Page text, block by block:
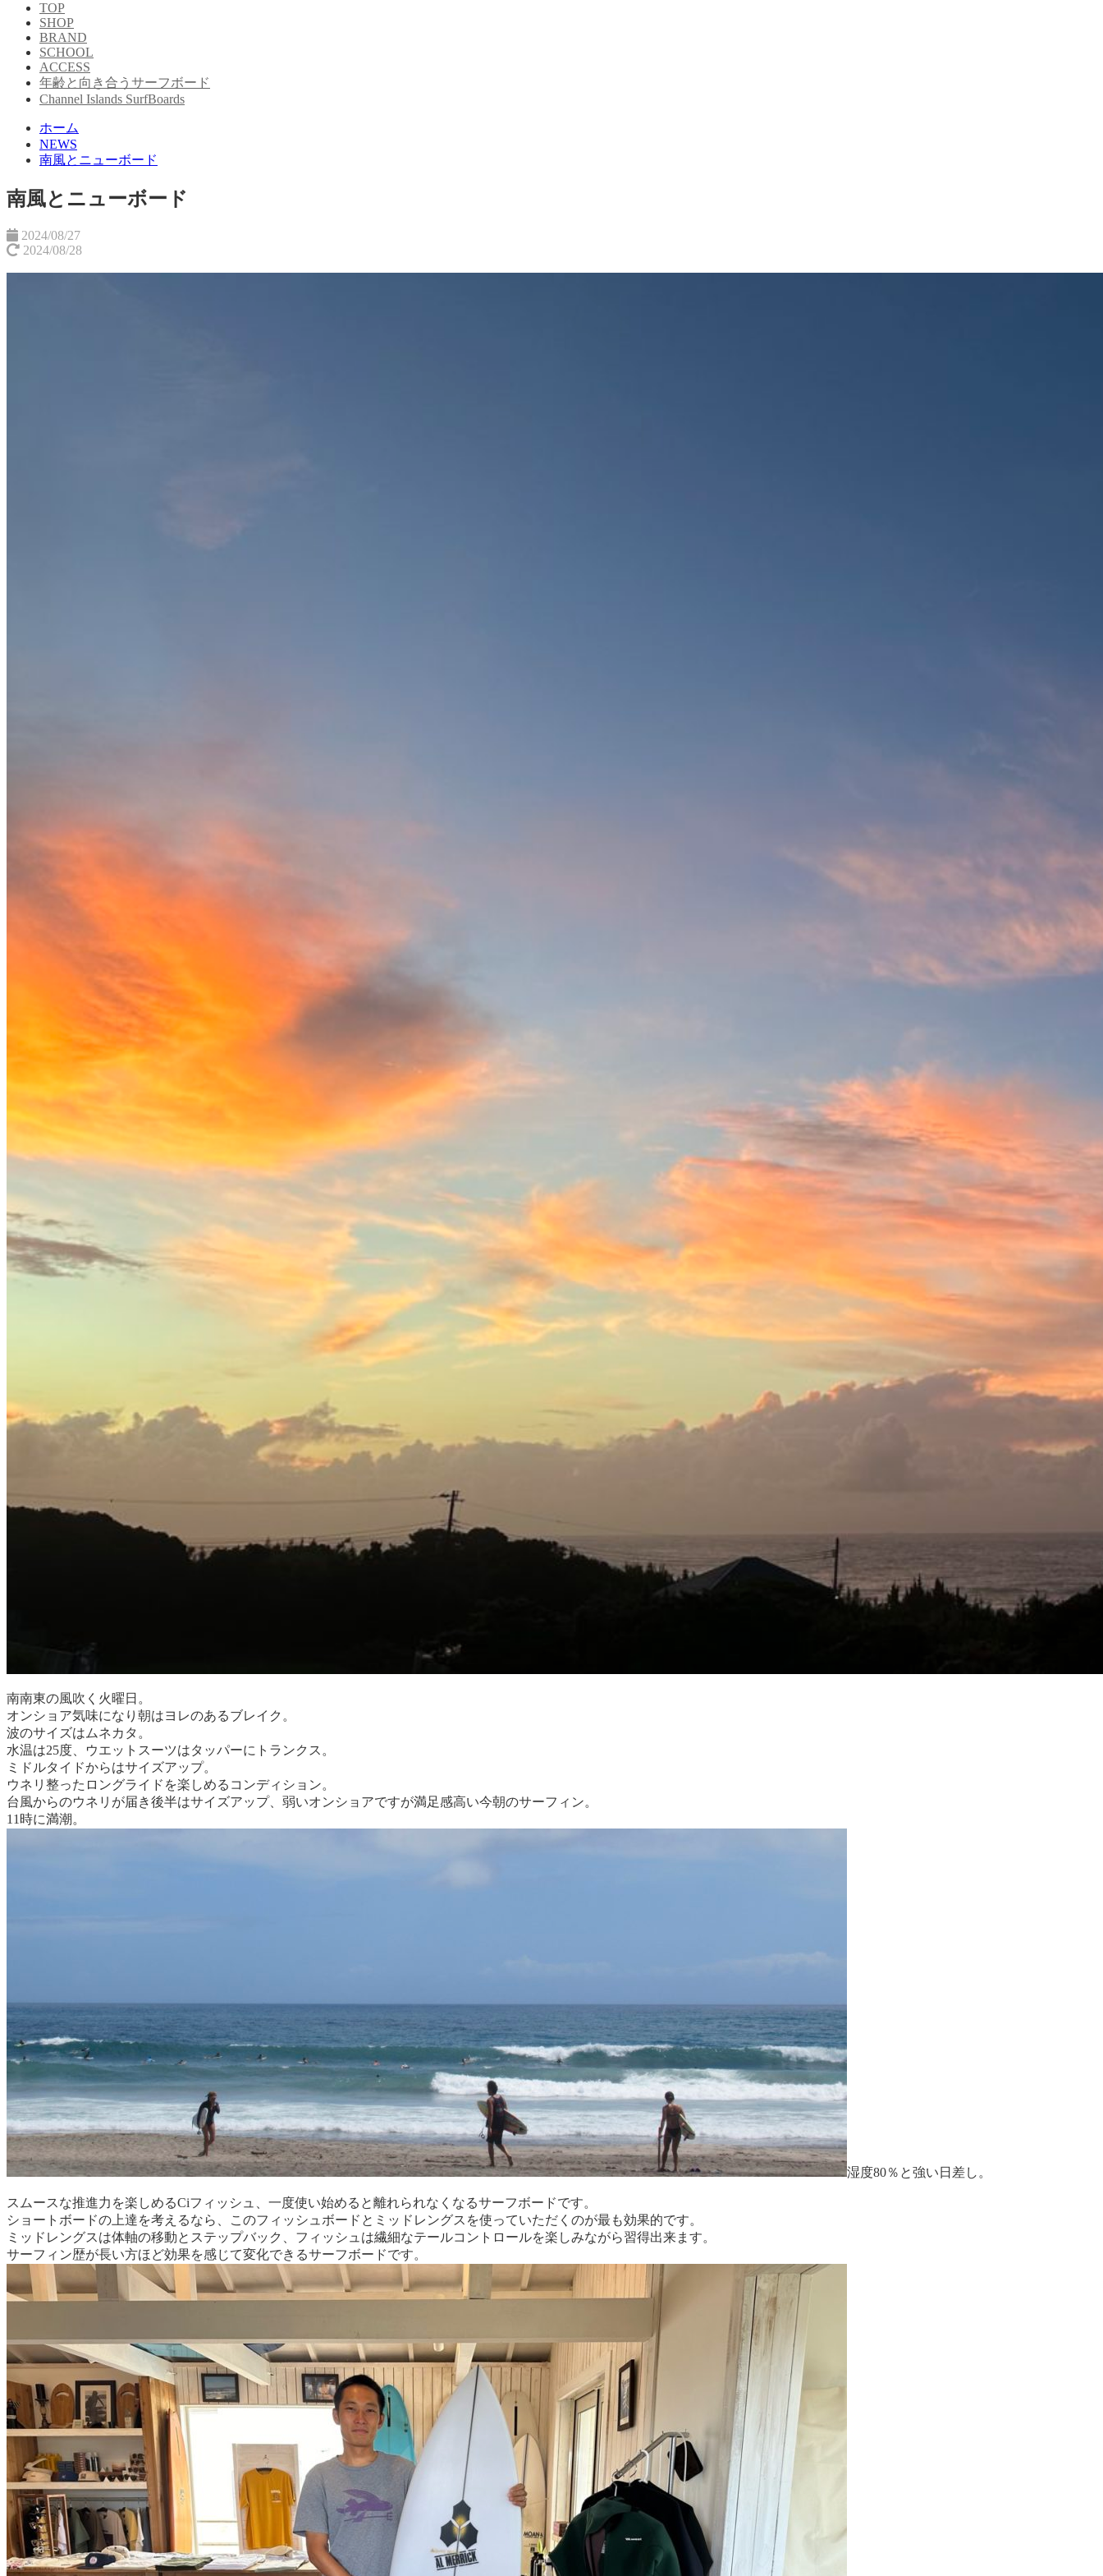
TOP
SHOP
BRAND
SCHOOL
ACCESS
年齢と向き合うサーフボード
Channel Islands SurfBoards
ホーム
NEWS
南風とニューボード
南風とニューボード
2024/08/27
2024/08/28
南南東の風吹く火曜日。
オンショア気味になり朝はヨレのあるブレイク。
波のサイズはムネカタ。
水温は25度、ウエットスーツはタッパーにトランクス。
ミドルタイドからはサイズアップ。
ウネリ整ったロングライドを楽しめるコンディション。
台風からのウネリが届き後半はサイズアップ、弱いオンショアですが満足感高い今朝のサーフィン。
11時に満潮。
湿度80％と強い日差し。
スムースな推進力を楽しめるCiフィッシュ、一度使い始めると離れられなくなるサーフボードです。
ショートボードの上達を考えるなら、このフィッシュボードとミッドレングスを使っていただくのが最も効果的です。
ミッドレングスは体軸の移動とステップバック、フィッシュは繊細なテールコントロールを楽しみながら習得出来ます。
サーフィン歴が長い方ほど効果を感じて変化できるサーフボードです。